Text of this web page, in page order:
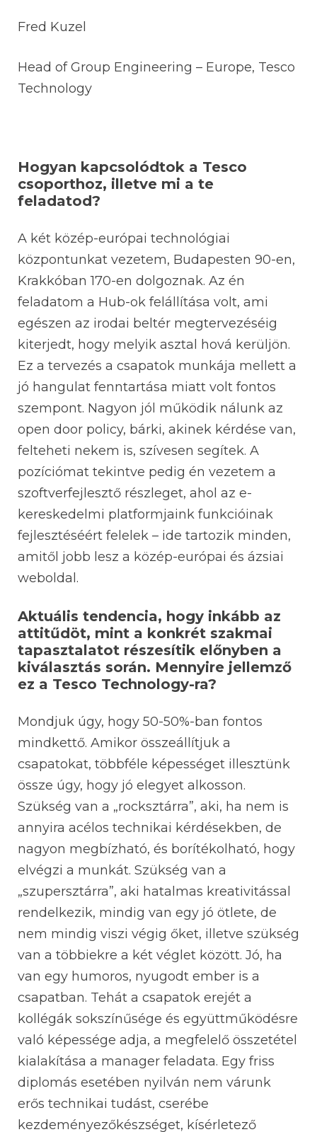
Fred Kuzel
Head of Group Engineering – Europe, Tesco
Technology
Hogyan kapcsolódtok a Tesco
csoporthoz, illetve mi a te
feladatod?
A két közép-európai technológiai
központunkat vezetem, Budapesten 90-en,
Krakkóban 170-en dolgoznak. Az én
feladatom a Hub-ok felállítása volt, ami
egészen az irodai beltér megtervezéséig
kiterjedt, hogy melyik asztal hová kerüljön.
Ez a tervezés a csapatok munkája mellett a
jó hangulat fenntartása miatt volt fontos
szempont. Nagyon jól működik nálunk az
open door policy, bárki, akinek kérdése van,
felteheti nekem is, szívesen segítek. A
pozíciómat tekintve pedig én vezetem a
szoftverfejlesztő részleget, ahol az e-
kereskedelmi platformjaink funkcióinak
fejlesztéséért felelek – ide tartozik minden,
amitől jobb lesz a közép-európai és ázsiai
weboldal.
Aktuális tendencia, hogy inkább az
attitűdöt, mint a konkrét szakmai
tapasztalatot részesítik előnyben a
kiválasztás során. Mennyire jellemző
ez a Tesco Technology-ra?
Mondjuk úgy, hogy 50-50%-ban fontos
mindkettő. Amikor összeállítjuk a
csapatokat, többféle képességet illesztünk
össze úgy, hogy jó elegyet alkosson.
Szükség van a „rocksztárra”, aki, ha nem is
annyira acélos technikai kérdésekben, de
nagyon megbízható, és borítékolható, hogy
elvégzi a munkát. Szükség van a
„szupersztárra”, aki hatalmas kreativitással
rendelkezik, mindig van egy jó ötlete, de
nem mindig viszi végig őket, illetve szükség
van a többiekre a két véglet között. Jó, ha
van egy humoros, nyugodt ember is a
csapatban. Tehát a csapatok erejét a
kollégák sokszínűsége és együttműködésre
való képessége adja, a megfelelő összetétel
kialakítása a manager feladata. Egy friss
diplomás esetében nyilván nem várunk
erős technikai tudást, cserébe
kezdeményezőkészséget, kísérletező